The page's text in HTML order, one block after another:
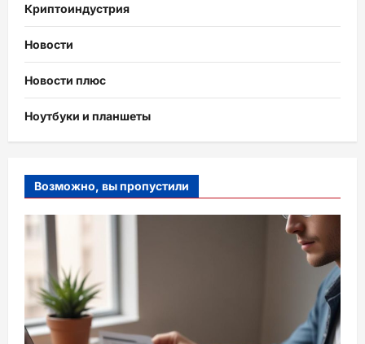
Криптоиндустрия
Новости
Новости плюс
Ноутбуки и планшеты
Возможно, вы пропустили